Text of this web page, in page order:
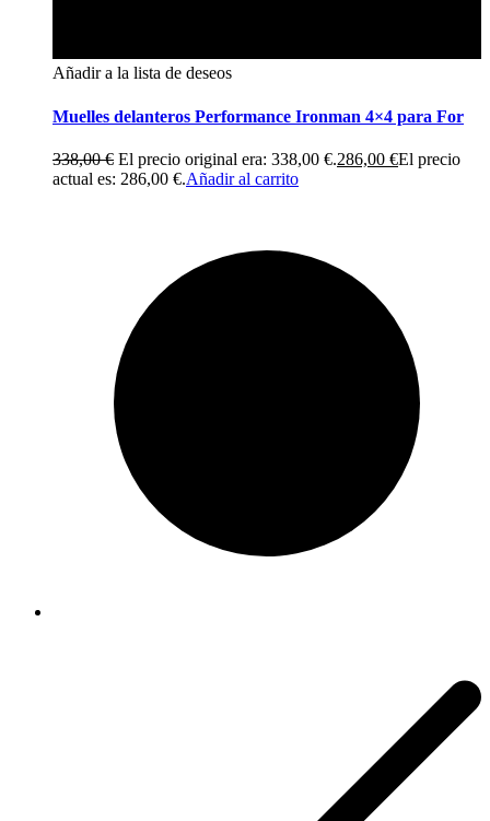
Añadir a la lista de deseos
Muelles delanteros Performance Ironman 4×4 para For
338,00€ El precio original era: 338,00 €.286,00 €El precio
actual es: 286,00 €.Añadir al carrito